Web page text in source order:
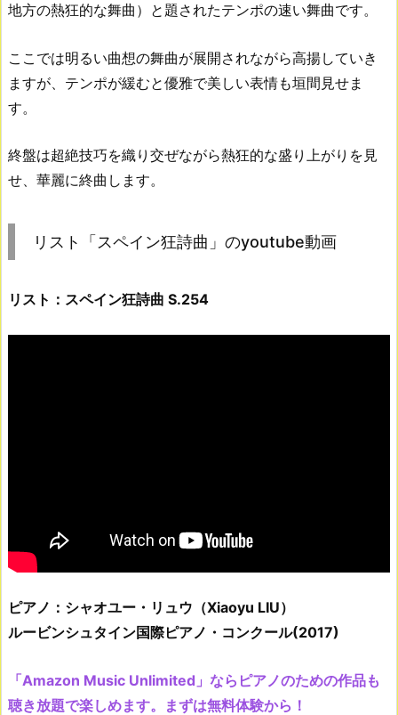
地方の熱狂的な舞曲）と題されたテンポの速い舞曲です。
ここでは明るい曲想の舞曲が展開されながら高揚していき
ますが、テンポが緩むと優雅で美しい表情も垣間見せま
す。
終盤は超絶技巧を織り交ぜながら熱狂的な盛り上がりを見
せ、華麗に終曲します。
リスト「スペイン狂詩曲」のyoutube動画
リスト：スペイン狂詩曲 S.254
ピアノ：シャオユー・ リュウ （Xiaoyu LIU）
ルービンシュタイン国際ピアノ・コンクール(2017)
「Amazon Music Unlimited」ならピアノのための作品も
聴き放題で楽しめます。まずは無料体験から！